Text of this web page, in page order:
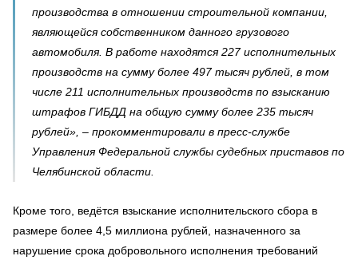
производства в отношении строительной компании,
являющейся собственником данного грузового
автомобиля. В работе находятся 227 исполнительных
производств на сумму более 497 тысяч рублей, в том
числе 211 исполнительных производств по взысканию
штрафов ГИБДД на общую сумму более 235 тысяч
рублей», – прокомментировали в пресс-службе
Управления Федеральной службы судебных приставов по
Челябинской области.
Кроме того, ведётся взыскание исполнительского сбора в
размере более 4,5 миллиона рублей, назначенного за
нарушение срока добровольного исполнения требований